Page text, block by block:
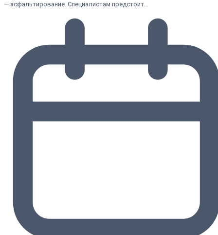
— асфальтирование. Специалистам предстоит…